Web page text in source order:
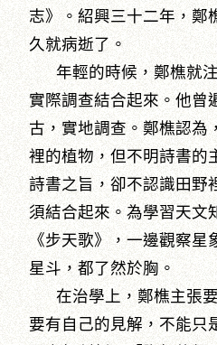
志》。紹興三十二年，鄭
久就病逝了。
年輕的時候，鄭樵就注
實際調查結合起來。他曾
古，實地調查。鄭樵認為
裡的植物，但不明詩書的
詩書之旨，卻不認識田野
須結合起來。為學習天文
《步天歌》，一邊觀察星
星斗，都了然於胸。
在治學上，鄭樵主張要
要有自己的見解，不能只